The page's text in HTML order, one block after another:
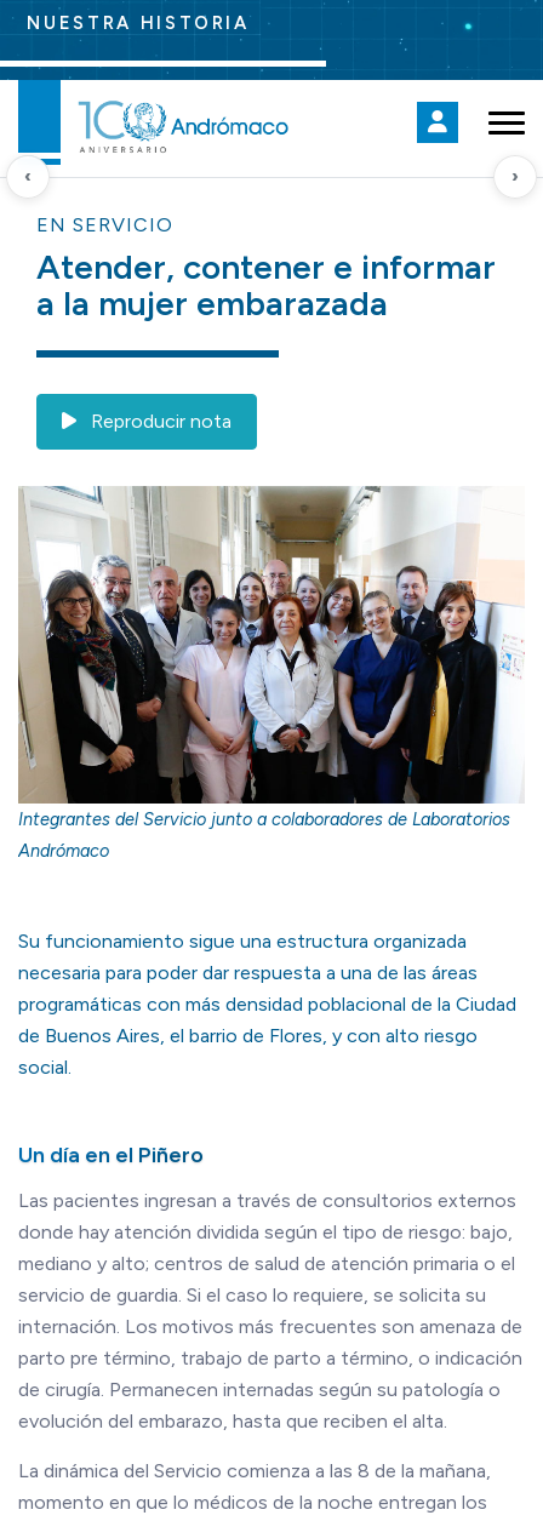
NUESTRA HISTORIA
‹ ›
EN SERVICIO
Atender, contener e informar
a la mujer embarazada
Reproducir nota
Integrantes del Servicio junto a colaboradores de Laboratorios
Andrómaco
Su funcionamiento sigue una estructura organizada
necesaria para poder dar respuesta a una de las áreas
programáticas con más densidad poblacional de la Ciudad
de Buenos Aires, el barrio de Flores, y con alto riesgo
social.
Un día en el Piñero
Las pacientes ingresan a través de consultorios externos
donde hay atención dividida según el tipo de riesgo: bajo,
mediano y alto; centros de salud de atención primaria o el
servicio de guardia. Si el caso lo requiere, se solicita su
internación. Los motivos más frecuentes son amenaza de
parto pre término, trabajo de parto a término, o indicación
de cirugía. Permanecen internadas según su patología o
evolución del embarazo, hasta que reciben el alta.
La dinámica del Servicio comienza a las 8 de la mañana,
momento en que lo médicos de la noche entregan los